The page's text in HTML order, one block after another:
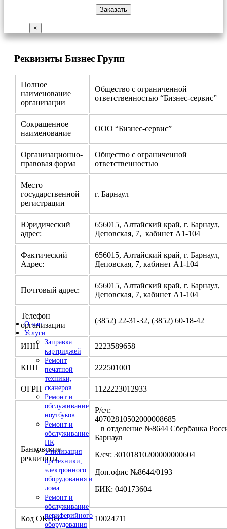
О нас
Услуги
Заправка
картриджей
Ремонт
печатной
техники,
сканеров
Ремонт и
обслуживание
ноутбуков
Ремонт и
обслуживание
ПК
Утилизация
оргтехники,
электронного
оборудования и
лома
Ремонт и
обслуживание
периферийного
оборудования
×
Реквизиты Бизнес Групп
Полное
наименование
организации
Общество с ограниченной
ответственностью “Бизнес-сервис”
Сокращенное
наименование
ООО “Бизнес-сервис”
Организационно-
правовая форма
Общество с ограниченной
ответственностью
Место
государственной
регистрации
г. Барнаул
Юридический
адрес:
656015, Алтайский край, г. Барнаул,
Деповская, 7, кабинет А1-104
Фактический
Адрес:
656015, Алтайский край, г. Барнаул,
Деповская, 7, кабинет А1-104
Почтовый адрес:
656015, Алтайский край, г. Барнаул,
Деповская, 7, кабинет А1-104
Телефон
организации
(3852) 22-31-32, (3852) 60-18-42
ИНН 2223589658
КПП 222501001
ОГРН 1122223012933
Банковские
реквизиты
Р/сч:
в отделение №8644 Сбербанка
Барнаул
К/сч: 30101810200000000604
Доп.офис №8644/0193
БИК: 040173604
Код ОКПО 10024711